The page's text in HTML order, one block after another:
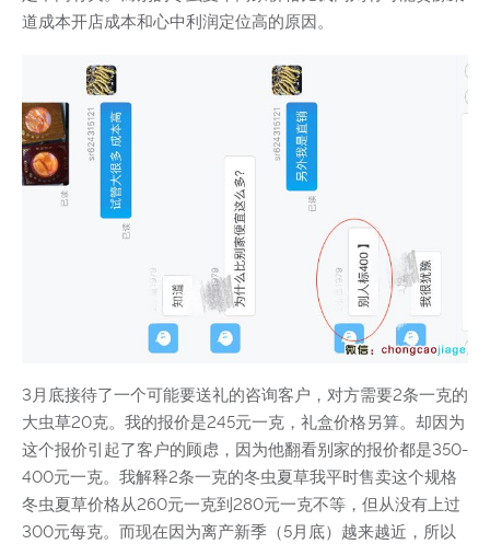
道成本开店成本和心中利润定位高的原因。
3月底接待了一个可能要送礼的咨询客户，对方需要2条一克的
大虫草20克。我的报价是245元一克，礼盒价格另算。却因为
这个报价引起了客户的顾虑，因为他翻看别家的报价都是350-
400元一克。我解释2条一克的冬虫夏草我平时售卖这个规格
冬虫夏草价格从260元一克到280元一克不等，但从没有上过
300元每克。而现在因为离产新季（5月底）越来越近，所以